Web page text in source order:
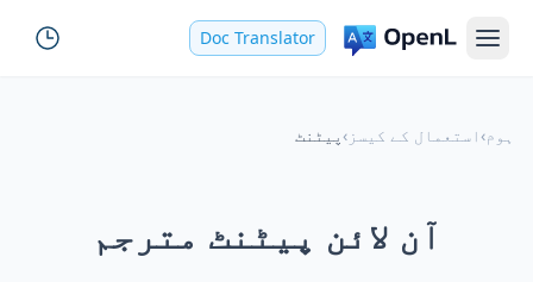
Doc Translator
ہوم›استعمال کے کیسز ›پیٹنٹ
آن لائن پیٹنٹ مترجم